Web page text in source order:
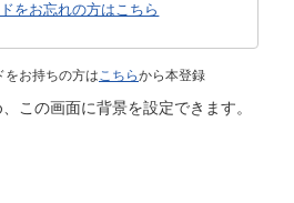
をお忘れの方はこちら
をお持ちの方はこちらから本登録
この画面に背景を設定できます。